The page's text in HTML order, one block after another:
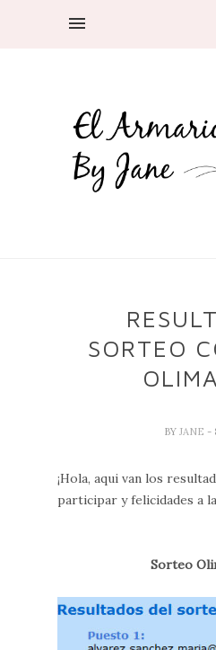
SORTEO
BY JANE -
¡Hola, aqui van los
participar y felicidades a
Sorteo